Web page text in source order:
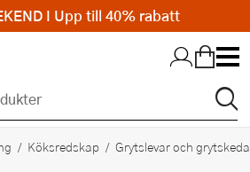
Köksredskap Grytslevar och
I Upp till 40% rabatt